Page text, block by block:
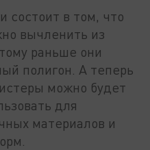
состоит в том, что
вычленить из
раньше они
полигон. А теперь
можно будет
для
материалов и